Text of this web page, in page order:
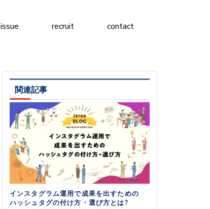
issue recruit contact
関連記事
インスタグラム運用で成果を出すための
ハッシュタグの付け方・選び方とは?